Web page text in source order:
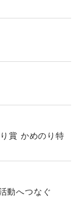
賞 かめのり特
動へつなぐ